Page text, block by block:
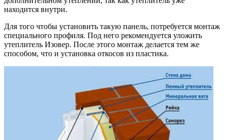
находится внутри.
Для того чтобы установить такую панель, потребуется монтаж
специального профиля. Под него рекомендуется уложить
утеплитель Изовер. После этого монтаж делается тем же
способом, что и установка откосов из пластика.